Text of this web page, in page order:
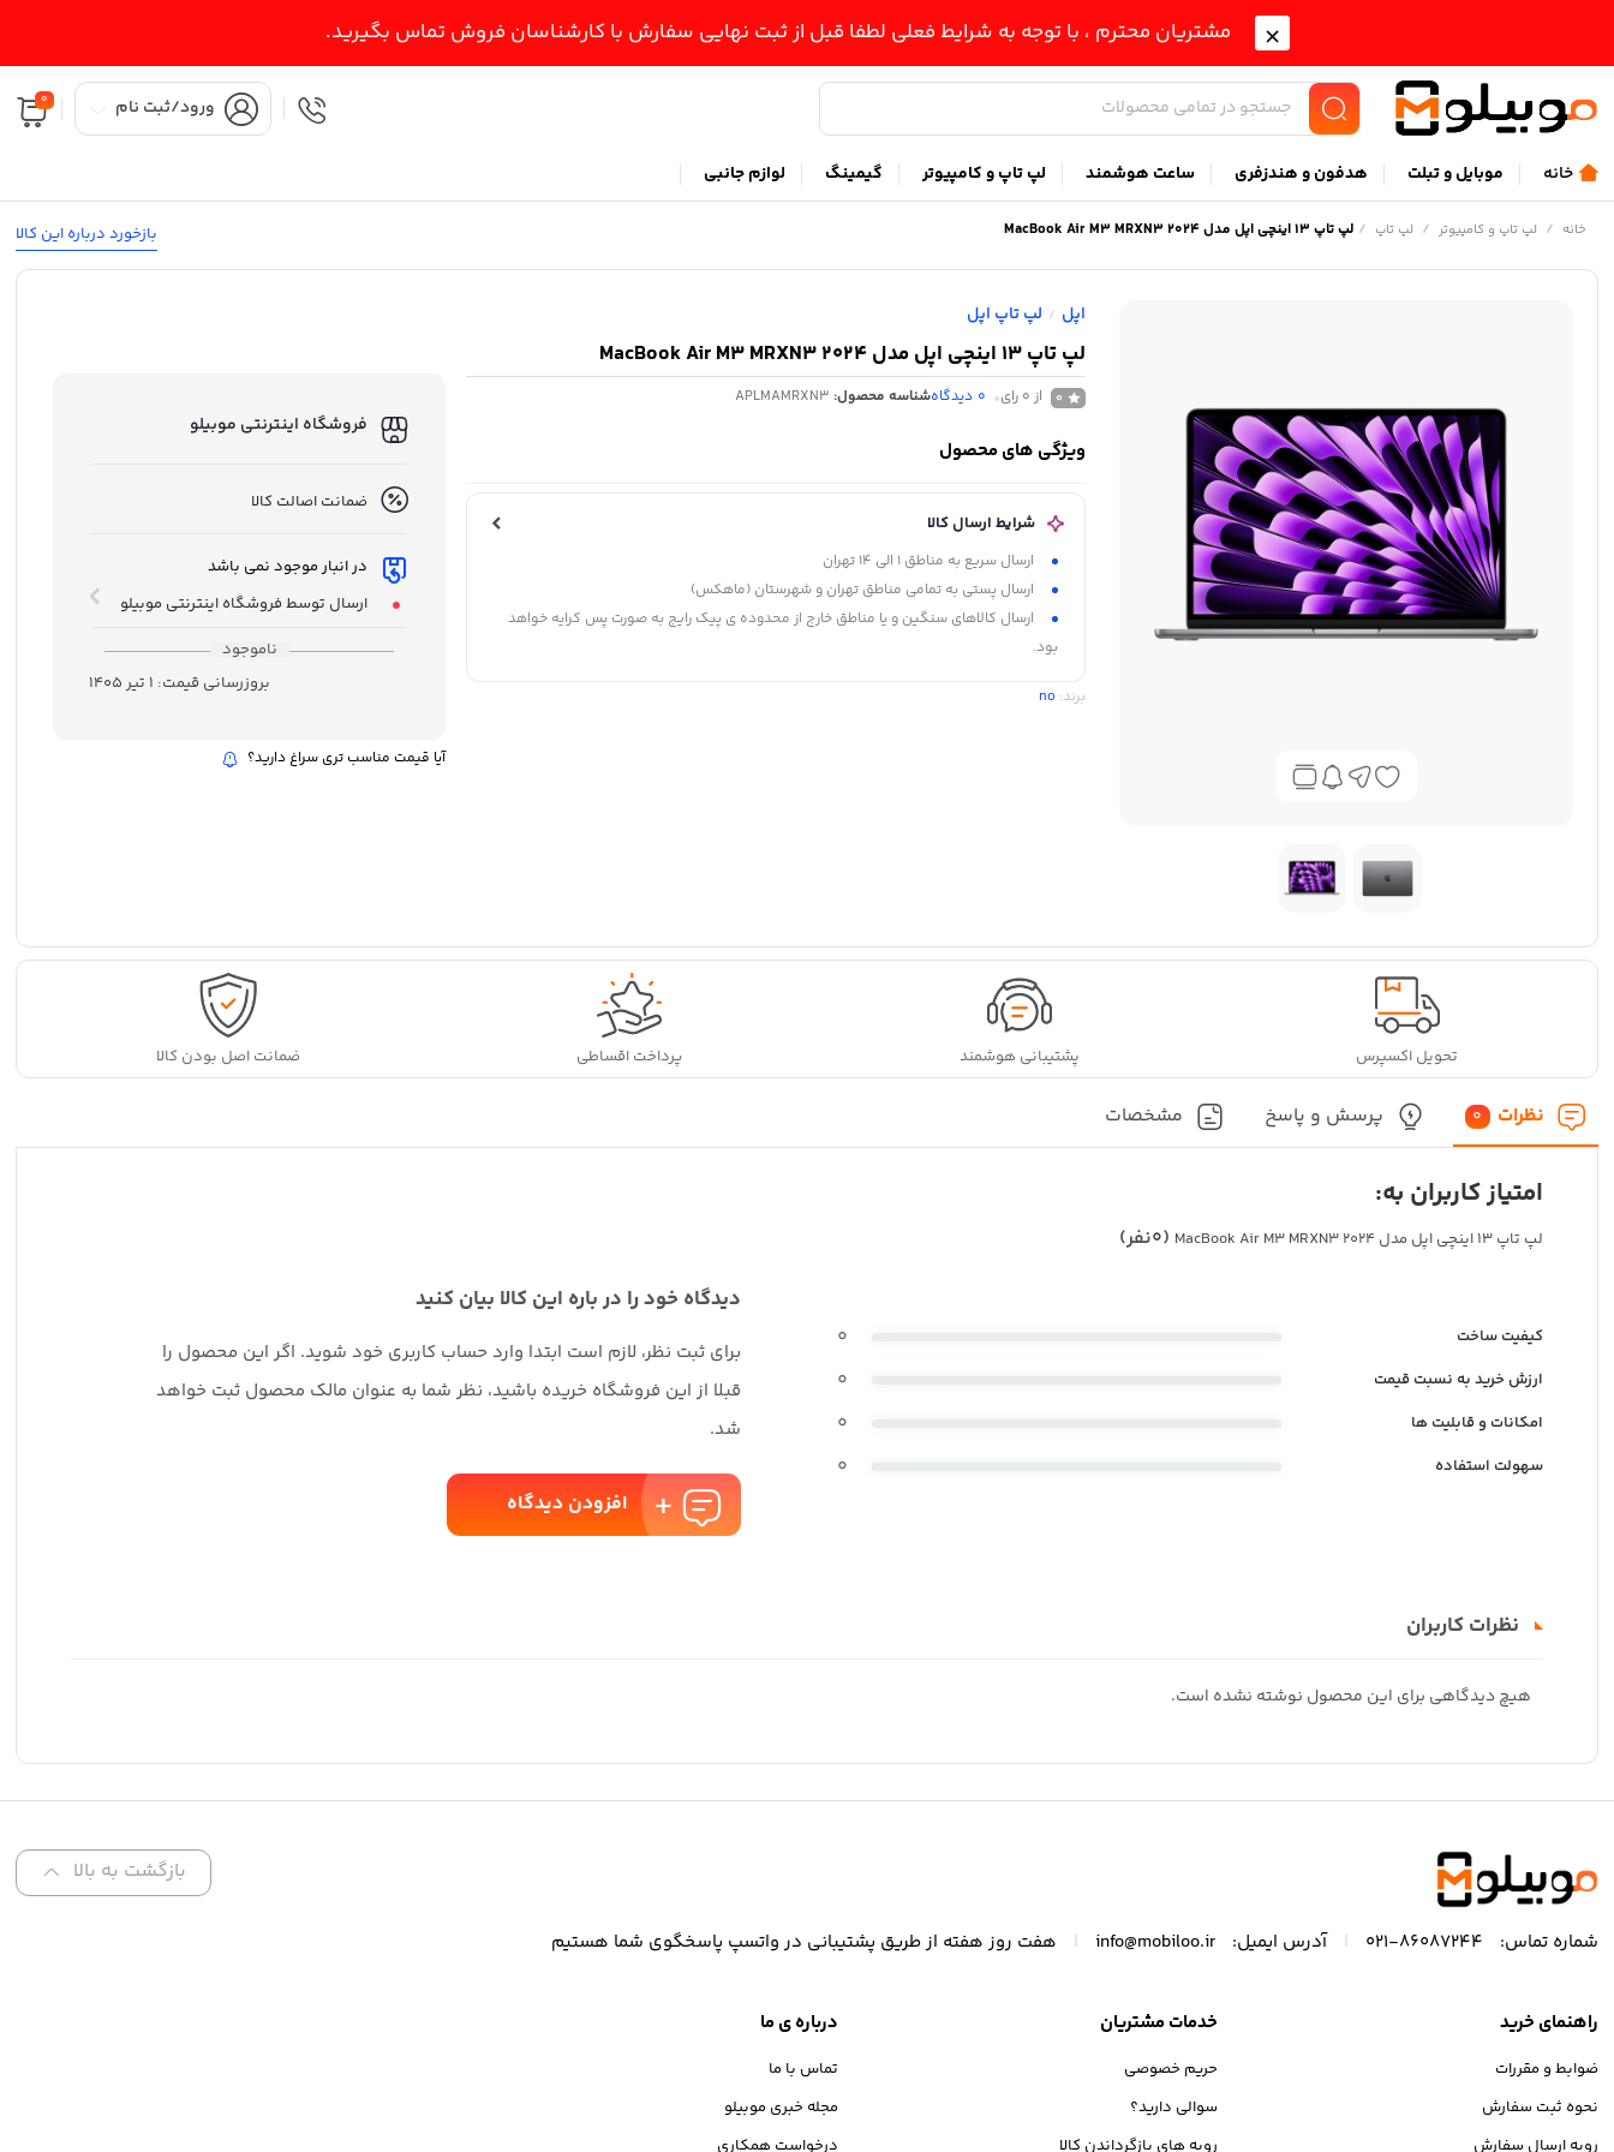
مشتریان محترم ، با توجه به شرایط فعلی لطفا قبل از ثبت نهایی سفارش با کارشناسان فروش تماس بگیرید.
ورود/ثبت نام 0
خانه موبايل و تبلت هدفون و هندزفری ساعت هوشمند لپ تاپ و کامپیوتر گیمینگ لوازم جانبی
بازخورد درباره این کالا خانه / لپ تاپ و کامپیوتر / لپ تاپ / لپ تاپ 13 اینچی اپل مدل MacBook Air M3 MRXN3 2024
اپل / لپ تاپ اپل
لپ تاپ 13 اینچی اپل مدل MacBook Air M3 MRXN3 2024
0 از 0 رای 0 دیدگاهشناسه محصول: APLMAMRXN3
ویژگی های محصول
شرایط ارسال کالا
ارسال سریع به مناطق 1 الی 14 تهران
ارسال پستی به تمامی مناطق تهران و شهرستان (ماهکس)
ارسال کالاهای سنگین و یا مناطق خارج از محدوده ی پیک رایج به صورت پس کرایه خواهد
بود.
برند: no
فروشگاه اینترنتی موبیلو
ضمانت اصالت کالا
در انبار موجود نمی باشد
ارسال توسط فروشگاه اینترنتی موبیلو
ناموجود
بروزرسانی قیمت: 1 تیر 1405
آیا قیمت مناسب تری سراغ دارید؟
تحویل اکسپرس پشتیبانی هوشمند پرداخت اقساطی ضمانت اصل بودن کالا
نظرات 0 پرسش و پاسخ مشخصات
امتیاز کاربران به:
لپ تاپ 13 اینچی اپل مدل MacBook Air M3 MRXN3 2024 (0نفر)
کیفیت ساخت 0
ارزش خرید به نسبت قیمت 0
امکانات و قابلیت ها 0
سهولت استفاده 0
دیدگاه خود را در باره این کالا بیان کنید
برای ثبت نظر، لازم است ابتدا وارد حساب کاربری خود شوید. اگر این محصول را
قبلا از این فروشگاه خریده باشید، نظر شما به عنوان مالک محصول ثبت خواهد
شد.
افزودن دیدگاه
نظرات کاربران
هیچ دیدگاهی برای این محصول نوشته نشده است.
بازگشت به بالا
شماره تماس: 86087244-021 آدرس ایمیل: info@mobiloo.ir هفت روز هفته از طریق پشتیبانی در واتسپ پاسخگوی شما هستیم
راهنمای خرید
ضوابط و مقررات
نحوه ثبت سفارش
رویه ارسال سفارش
خدمات مشتریان
حریم خصوصی
سوالی دارید؟
رویه های بازگرداندن کالا
درباره ی ما
تماس با ما
مجله خبری موبیلو
درخواست همکاری